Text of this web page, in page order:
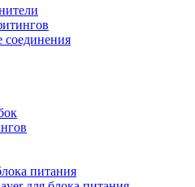
соединения
питания